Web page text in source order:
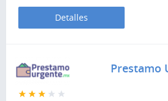
Detalles
Prestamo